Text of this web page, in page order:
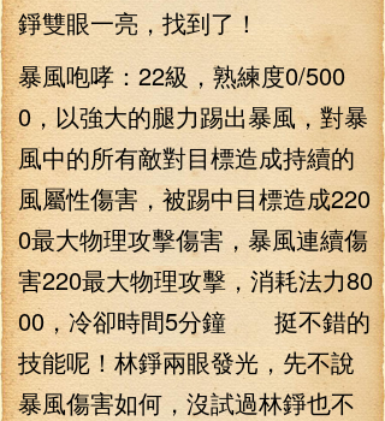
錚雙眼一亮，找到了！
暴風咆哮：22級，熟練度0/500
0，以強大的腿力踢出暴風，對暴
風中的所有敵對目標造成持續的
風屬性傷害，被踢中目標造成220
0最大物理攻擊傷害，暴風連續傷
害220最大物理攻擊，消耗法力80
00，冷卻時間5分鐘 挺不錯的
技能呢！林錚兩眼發光，先不說
暴風傷害如何，沒試過林錚也不